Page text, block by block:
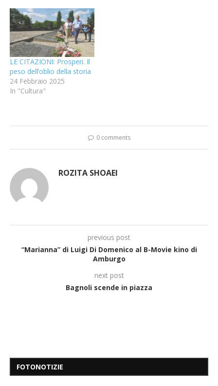
LE CITAZIONI: Prosperi. Il
peso dell’oblio della storia
24 Febbraio 2025
In "Cultura"
0 comments
ROZITA SHOAEI
previous post
“Marianna” di Luigi Di Domenico al B-Movie kino di
Amburgo
next post
Bagnoli scende in piazza
FOTONOTIZIE